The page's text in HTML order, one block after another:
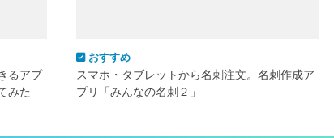
るアプ
みた
おすすめ
スマホ・タブレットから名刺注文。名刺作成ア
プリ「みんなの名刺２」